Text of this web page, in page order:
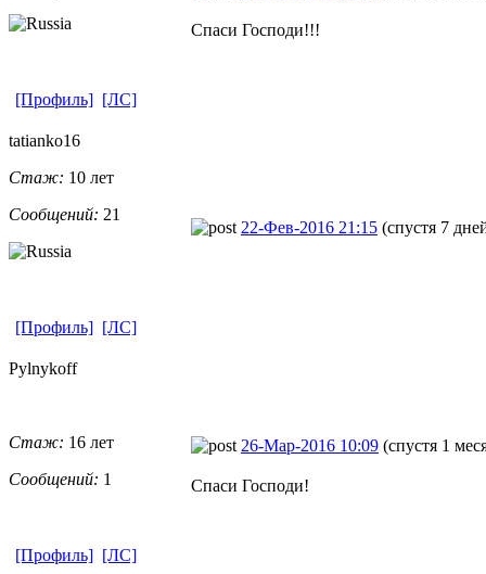
Спаси Господи!!!
[Профиль] [ЛС]
tatianko16
Стаж: 10 лет
Сообщений: 21
22-Фев-2016 21:15 (спустя 7
[Профиль] [ЛС]
Pylnykoff
Стаж: 16 лет
Сообщений: 1
26-Мар-2016 10:09 (спустя 1
Спаси Господи!
[Профиль] [ЛС]